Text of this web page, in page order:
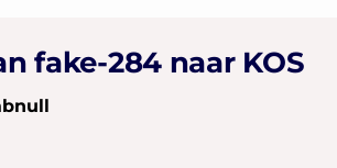
fake-284 naar KOS